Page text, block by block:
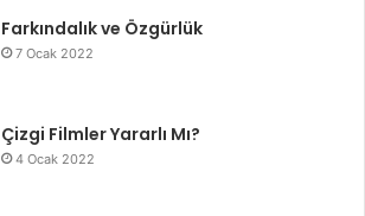
Farkındalık ve Özgürlük
7 Ocak 2022
Çizgi Filmler Yararlı Mı?
4 Ocak 2022